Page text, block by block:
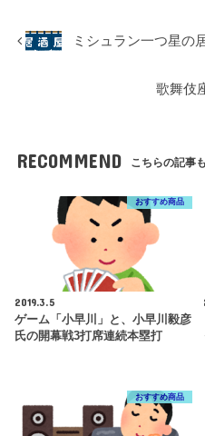
ミシュラン一つ星の
歌舞伎
RECOMMEND こちらの記事
おすすめ商品
2019.3.5
ゲーム「小早川」と、小早川毅彦
氏の開幕戦3打席連続本塁打
おすすめ商品